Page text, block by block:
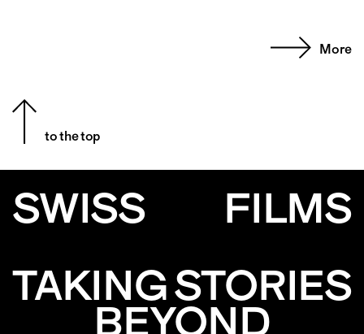
More
to the top
SWISS
FILMS
TAKING STORIES
BEYOND